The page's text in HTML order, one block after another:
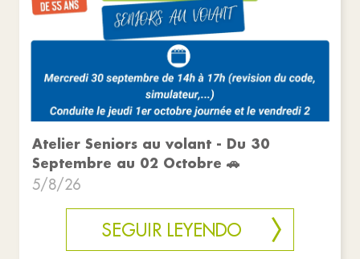
Atelier Seniors au volant - Du 30
Septembre au 02 Octobre 🚗
5/8/26
SEGUIR LEYENDO